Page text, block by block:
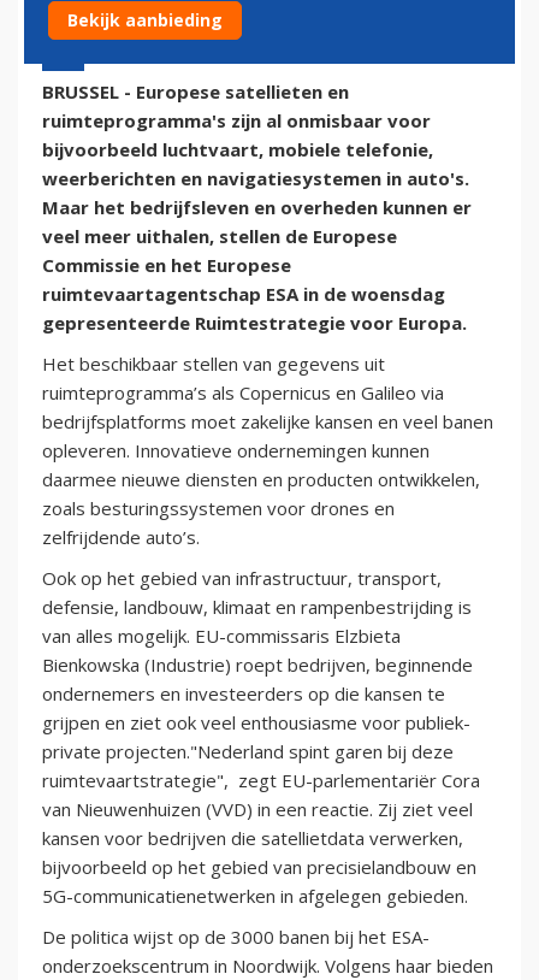
26 oktober 2016 - 12:21
BRUSSEL - Europese satellieten en
ruimteprogramma's zijn al onmisbaar voor
bijvoorbeeld luchtvaart, mobiele telefonie,
weerberichten en navigatiesystemen in auto's.
Maar het bedrijfsleven en overheden kunnen er
veel meer uithalen, stellen de Europese
Commissie en het Europese
ruimtevaartagentschap ESA in de woensdag
gepresenteerde Ruimtestrategie voor Europa.
Het beschikbaar stellen van gegevens uit
ruimteprogramma’s als Copernicus en Galileo via
bedrijfsplatforms moet zakelijke kansen en veel banen
opleveren. Innovatieve ondernemingen kunnen
daarmee nieuwe diensten en producten ontwikkelen,
zoals besturingssystemen voor drones en
zelfrijdende auto’s.
Ook op het gebied van infrastructuur, transport,
defensie, landbouw, klimaat en rampenbestrijding is
van alles mogelijk. EU-commissaris Elzbieta
Bienkowska (Industrie) roept bedrijven, beginnende
ondernemers en investeerders op die kansen te
grijpen en ziet ook veel enthousiasme voor publiek-
private projecten."Nederland spint garen bij deze
ruimtevaartstrategie", zegt EU-parlementariër Cora
van Nieuwenhuizen (VVD) in een reactie. Zij ziet veel
kansen voor bedrijven die satellietdata verwerken,
bijvoorbeeld op het gebied van precisielandbouw en
5G-communicatienetwerken in afgelegen gebieden.
De politica wijst op de 3000 banen bij het ESA-
onderzoekscentrum in Noordwijk. Volgens haar bieden
Bekijk aanbieding